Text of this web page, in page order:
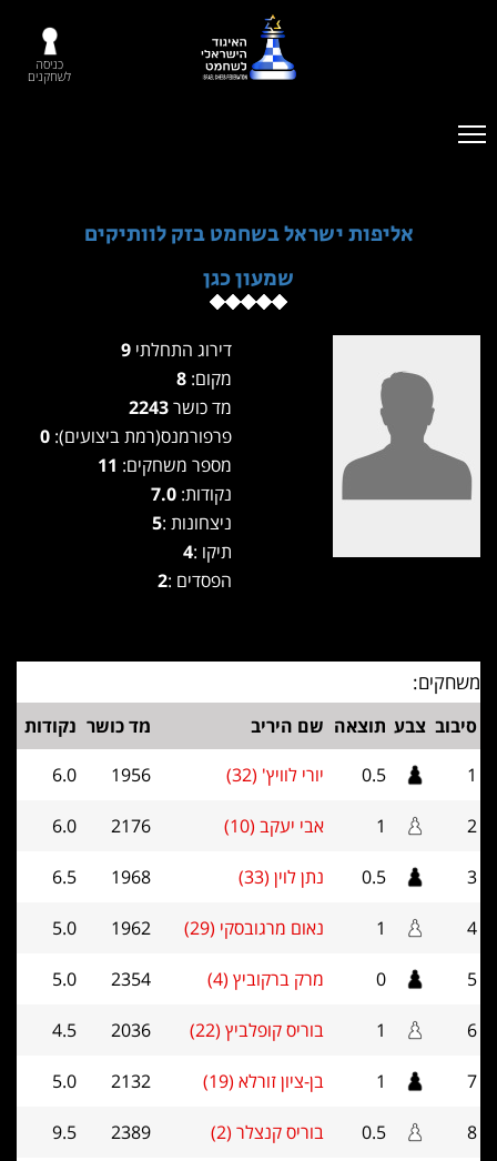
כניסה
לשחקנים
אליפות ישראל בשחמט בזק לוותיקים
שמעון כגן
דירוג התחלתי
מקום:
מד כושר
פרפורמנס(רמת ביצועים):
מספר משחקים:
נקודות: 7.0
ניצחונות :5
תיקו :4
הפסדים :2
משחקים:
סיבוב צבע תוצאה שם היריב מד כושר נקודות
1
0.5 יורי לוויץ' (32) 1956
6.0
2
1 אבי יעקב (10) 2176
6.0
3
0.5 נתן לוין (33) 1968
6.5
4
1 נאום מרגובסקי (29) 1962
5.0
5
0 מרק ברקוביץ (4) 2354
5.0
6
1 בוריס קופלביץ (22) 2036
4.5
7
1 בן-ציון זורלא (19) 2132
5.0
8
0.5 בוריס קנצלר (2) 2389
9.5